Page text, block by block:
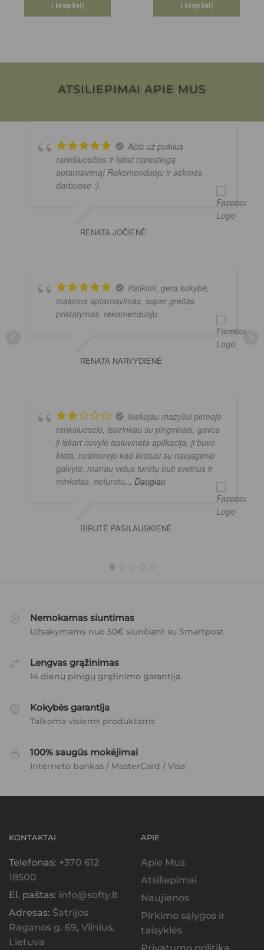
Į krepšelį Į krepšelį
ATSILIEPIMAI APIE MUS
Ačiū už puikius
rankšluosčius ir labai rūpestingą
aptarnavimą! Rekomenduoju ir sėkmės
darbuose :)
RENATA JOČIENĖ
Patikimi, gera kokybė,
malonus aptarnavimas, super greitas
pristatymas, rekomenduoju.
RENATA NARVYDIENĖ
Ieskojau mazyliui pirmojo
ranksluoscio, issirinkau su pingvinais, gavus
ji iskart nuvyle issiuvineta aplikacija, ji buvo
kieta, nesinorejo kad liestusi su naujagimio
galvyte, manau vidus turetu buti svelnus ir
minkstas, neturetu... Daugiau
BIRUTĖ PASILAUSKIENĖ
Nemokamas siuntimas
Užsakymams nuo 50€ siunčiant su Smartpost
Lengvas grąžinimas
14 dienų pinigų grąžinimo garantija
Kokybės garantija
Taikoma visiems produktams
100% saugūs mokėjimai
Interneto bankas / MasterCard / Visa
KONTAKTAI
Telefonas: +370 612
18500
El. paštas: info@softy.lt
Adresas: Šatrijos
Raganos g. 69, Vilnius,
Lietuva
APIE
Apie Mus
Atsiliepimai
Naujienos
Pirkimo sąlygos ir
taisyklės